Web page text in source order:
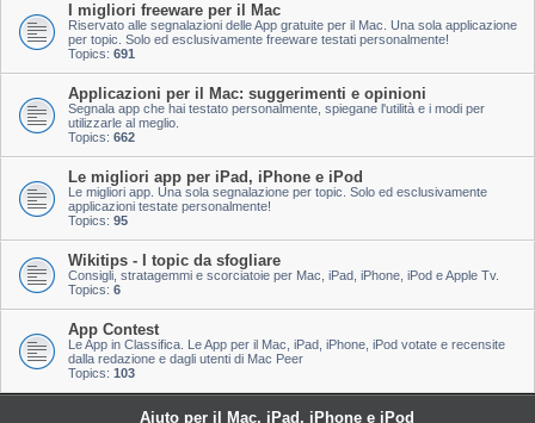
I migliori freeware per il Mac
Riservato alle segnalazioni delle App gratuite per il Mac. Una sola applicazione
per topic. Solo ed esclusivamente freeware testati personalmente!
Topics: 691
Applicazioni per il Mac: suggerimenti e opinioni
Segnala app che hai testato personalmente, spiegane l'utilità e i modi per
utilizzarle al meglio.
Topics: 662
Le migliori app per iPad, iPhone e iPod
Le migliori app. Una sola segnalazione per topic. Solo ed esclusivamente
applicazioni testate personalmente!
Topics: 95
Wikitips - I topic da sfogliare
Consigli, stratagemmi e scorciatoie per Mac, iPad, iPhone, iPod e Apple Tv.
Topics: 6
App Contest
Le App in Classifica. Le App per il Mac, iPad, iPhone, iPod votate e recensite
dalla redazione e dagli utenti di Mac Peer
Topics: 103
Aiuto per il Mac, iPad, iPhone e iPod